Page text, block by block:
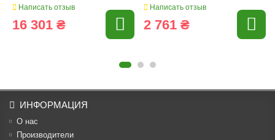
Написать отзыв
16 301 ₴
Написать отзыв
2 761 ₴
ИНФОРМАЦИЯ
О нас
Производители